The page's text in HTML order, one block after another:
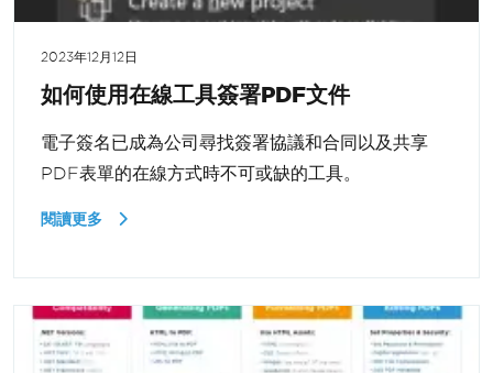
2023年12月12日
如何使用在線工具簽署PDF文件
電子簽名已成為公司尋找簽署協議和合同以及共享
PDF表單的在線方式時不可或缺的工具。
閱讀更多